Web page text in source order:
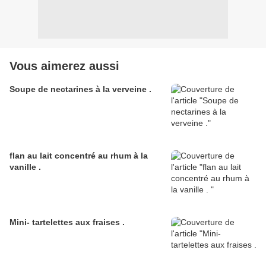
Vous aimerez aussi
Soupe de nectarines à la verveine .
flan au lait concentré au rhum à la
vanille .
Mini- tartelettes aux fraises .